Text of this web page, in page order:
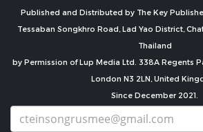
Published and Distributed by The Key
Tessaban Songkhro Road, Lad Yao District,
Thailand
by Permission of Lup Media Ltd. 338A Regents
London N3 2LN, United
Since December 2021.